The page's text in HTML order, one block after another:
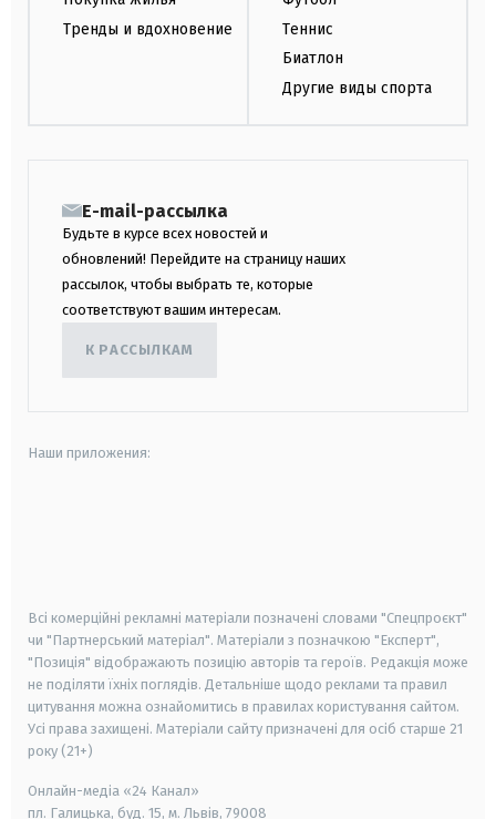
Тренды и вдохновение
Теннис
Биатлон
Другие виды спорта
E-mail-рассылка
Будьте в курсе всех новостей и
обновлений! Перейдите на страницу наших
рассылок, чтобы выбрать те, которые
соответствуют вашим интересам.
К РАССЫЛКАМ
Наши приложения:
Всі комерційні рекламні матеріали позначені словами "Спецпроєкт"
чи "Партнерський матеріал". Матеріали з позначкою "Експерт",
"Позиція" відображають позицію авторів та героїв. Редакція може
не поділяти їхніх поглядів. Детальніше щодо реклами та правил
цитування можна ознайомитись в правилах користування сайтом.
Усі права захищені. Матеріали сайту призначені для осіб старше 21
року (21+)
Онлайн-медіа «24 Канал»
пл. Галицька, буд. 15, м. Львів, 79008